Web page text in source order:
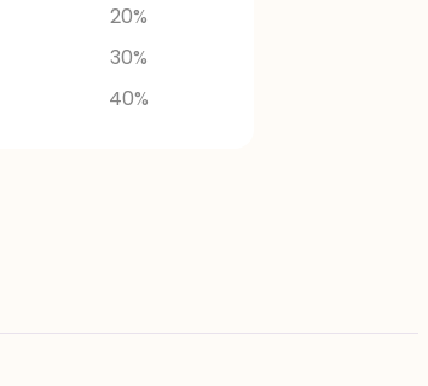
20%
30%
40%